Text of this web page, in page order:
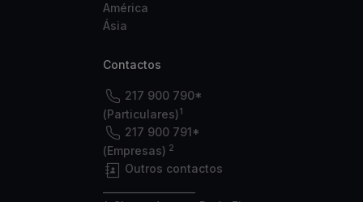
América
Ásia
Contactos
217 900 790*
(Particulares)1
217 900 791*
(Empresas) 2
Outros contactos